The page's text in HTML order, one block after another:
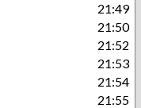
21:49
21:50
21:52
21:53
21:54
21:55